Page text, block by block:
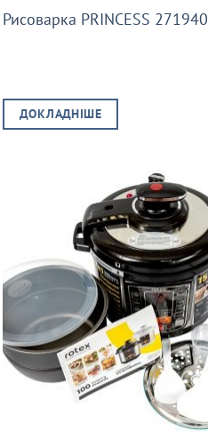
Рисоварка PRINCESS 271940
ДОКЛАДНІШЕ